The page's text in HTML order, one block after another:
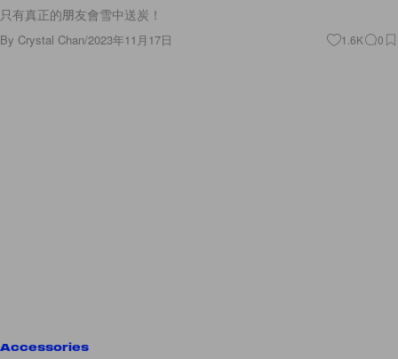
只有真正的朋友會雪中送炭！
By Crystal Chan/2023年11月17日 1.6K 0
Accessories